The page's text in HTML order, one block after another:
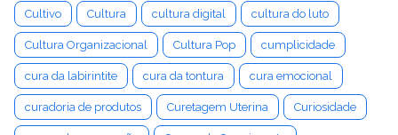
Cultivo Cultura cultura digital cultura do luto
Cultura Organizacional Cultura Pop cumplicidade
cura da labirintite cura da tontura cura emocional
curadoria de produtos Curetagem Uterina Curiosidade